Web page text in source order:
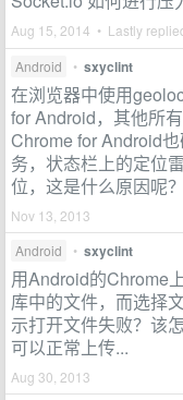
Aug 15, 2014 • Lastly
Android • sxyclint
在浏览器中使用
for Android，其他所
Chrome for Android
务，状态栏上的定位
位，这是什么原因呢？
Nov 13, 2013
Android
• sxyclint
用Android的Chrome
库中的文件，而选择
示打开文件失败？该
可以正常上传...
Aug 30, 2013